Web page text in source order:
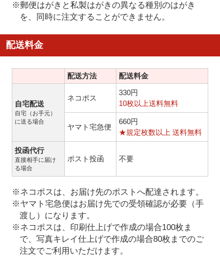
※郵便はがきと私製はがきの異なる種別のはがき
を、同時に注文することができません。
配送料金
配送方法 配送料金
自宅配送
自宅（お手元）
に送る場合
ネコポス
330円
10枚以上送料無料
ヤマト宅急便
660円
★規定枚数以上 送料無料
投函代行
直接相手に届け
る場合
ポスト投函 不要
※ネコポスは、お届け先のポストへ配達されます。
※ヤマト宅急便はお届け先での受領確認が必要（手
渡し）になります。
※ネコポスは、印刷仕上げで作成の場合100枚ま
で、写真キレイ仕上げで作成の場合80枚までのご
注文でご利用いただけます。